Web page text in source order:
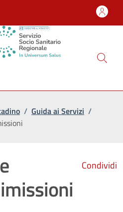
/ Guida ai Servizi /
Condividi